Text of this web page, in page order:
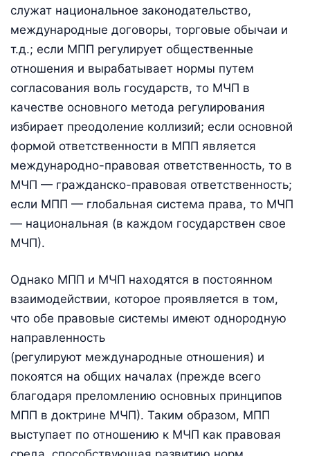
служат национальное законодательство,
международные договоры, торговые обычаи и
т.д.; если МПП регулирует общественные
отношения и вырабатывает нормы путем
согласования воль государств, то МЧП в
качестве основного метода регулирования
избирает преодоление коллизий; если основной
формой ответственности в МПП является
международно-правовая ответственность, то в
МЧП — гражданско-правовая ответственность;
если МПП — глобальная система права, то МЧП
— национальная (в каждом государствен свое
МЧП).
Однако МПП и МЧП находятся в постоянном
взаимодействии, которое проявляется в том,
что обе правовые системы имеют однородную
направленность
(регулируют международные отношения) и
покоятся на общих началах (прежде всего
благодаря преломлению основных принципов
МПП в доктрине МЧП). Таким образом, МПП
выступает по отношению к МЧП как правовая